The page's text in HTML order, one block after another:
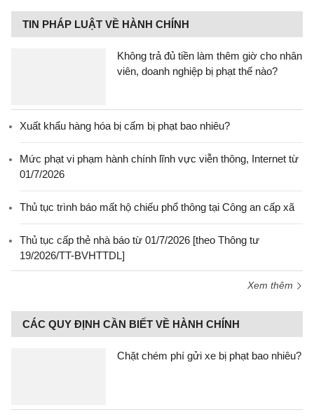
TIN PHÁP LUẬT VỀ HÀNH CHÍNH
Không trả đủ tiền làm thêm giờ cho nhân
viên, doanh nghiệp bị phạt thế nào?
Xuất khẩu hàng hóa bị cấm bị phạt bao nhiêu?
Mức phạt vi phạm hành chính lĩnh vực viễn thông, Internet từ
01/7/2026
Thủ tục trình báo mất hộ chiếu phổ thông tại Công an cấp xã
Thủ tục cấp thẻ nhà báo từ 01/7/2026 [theo Thông tư
19/2026/TT-BVHTTDL]
Xem thêm
CÁC QUY ĐỊNH CẦN BIẾT VỀ HÀNH CHÍNH
Chặt chém phí gửi xe bị phạt bao nhiêu?